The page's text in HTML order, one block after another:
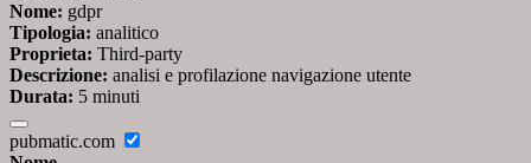
Nome: gdpr
Tipologia: analitico
Proprieta: Third-party
Descrizione: analisi e profilazione navigazione utente
Durata: 5 minuti
pubmatic.com